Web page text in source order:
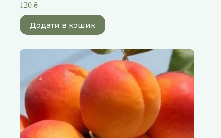
120 ₴
Додати в кошик